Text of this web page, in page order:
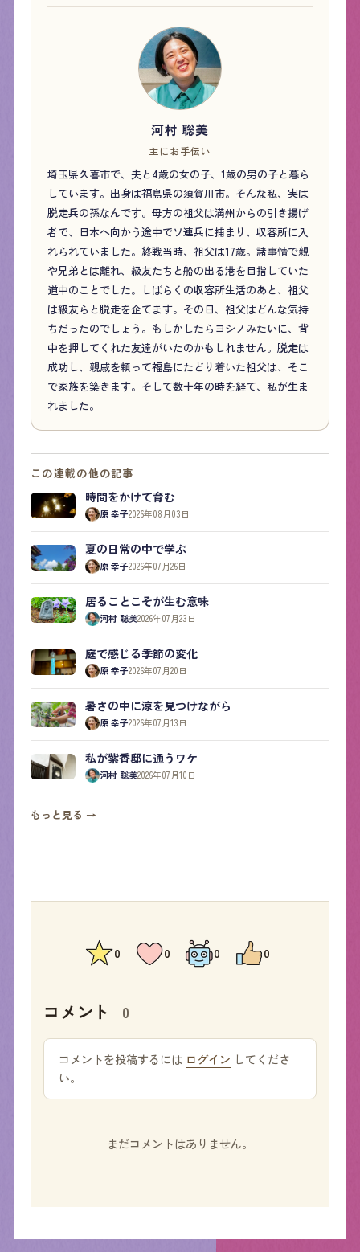
河村 聡美
主にお手伝い
埼玉県久喜市で、夫と4歳の女の子、1歳の男の子と暮ら
しています。出身は福島県の須賀川市。そんな私、実は
脱走兵の孫なんです。母方の祖父は満州からの引き揚げ
者で、日本へ向かう途中でソ連兵に捕まり、収容所に入
れられていました。終戦当時、祖父は17歳。諸事情で親
や兄弟とは離れ、級友たちと船の出る港を目指していた
道中のことでした。しばらくの収容所生活のあと、祖父
は級友らと脱走を企てます。その日、祖父はどんな気持
ちだったのでしょう。もしかしたらヨシノみたいに、背
中を押してくれた友達がいたのかもしれません。脱走は
成功し、親戚を頼って福島にたどり着いた祖父は、そこ
で家族を築きます。そして数十年の時を経て、私が生ま
れました。
この連載の他の記事
時間をかけて育む
原 幸子2026年08月03日
夏の日常の中で学ぶ
原 幸子2026年07月26日
居ることこそが生む意味
河村 聡美2026年07月23日
庭で感じる季節の変化
原 幸子2026年07月20日
暑さの中に涼を見つけながら
原 幸子2026年07月13日
私が紫香邸に通うワケ
河村 聡美2026年07月10日
もっと見る →
0 0 0 0
コメント 0
コメントを投稿するには ログイン してくださ
い。
まだコメントはありません。